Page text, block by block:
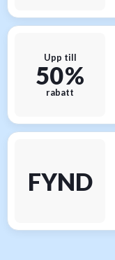
Upp till
50 %
rabatt
FYND